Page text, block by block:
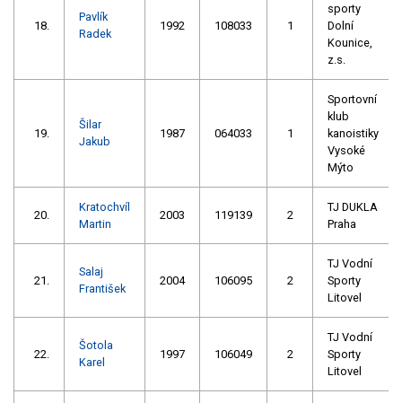
18.
Pavlík
Radek
1992 108033 1
sporty
Dolní
Kounice,
z.s.
19.
Šilar
Jakub
1987 064033 1
Sportovní
klub
kanoistiky
Vysoké
Mýto
20.
Kratochvíl
Martin
2003 119139 2
TJ DUKLA
Praha
21.
Salaj
František
2004 106095 2
TJ Vodní
Sporty
Litovel
22.
Šotola
Karel
1997 106049 2
TJ Vodní
Sporty
Litovel